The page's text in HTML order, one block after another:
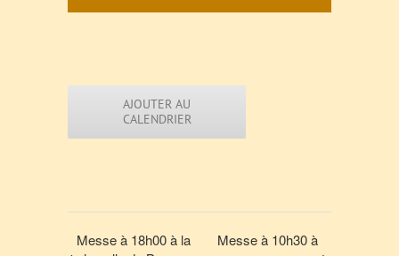
AJOUTER AU
CALENDRIER
Messe à 18h00 à la
Messe à 10h30 à